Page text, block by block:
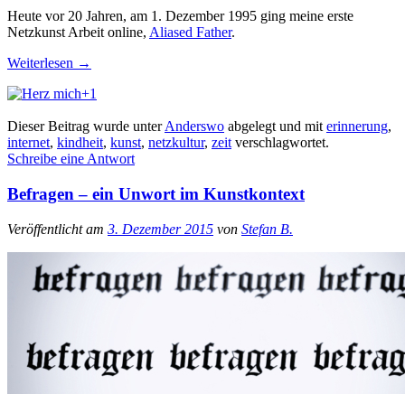
Heute vor 20 Jahren, am 1. Dezember 1995 ging meine erste
Netzkunst Arbeit online, Aliased Father.
Weiterlesen →
+1
Dieser Beitrag wurde unterAnderswo abgelegt und mit erinnerung,
internet, kindheit, kunst, netzkultur, zeit verschlagwortet.
Schreibe eine Antwort
Befragen – ein Unwort im Kunstkontext
Veröffentlicht am 3. Dezember 2015 von Stefan B.